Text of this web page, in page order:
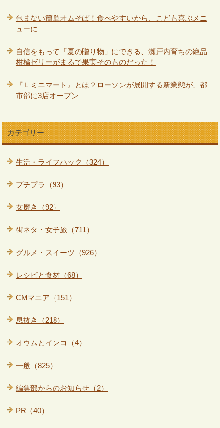
包まない簡単オムそば！食べやすいから、こども喜ぶメニ
ューに
自信をもって「夏の贈り物」にできる、瀬戸内育ちの絶品
柑橘ゼリーがまるで果実そのものだった！
『Ｌミニマート』とは？ローソンが展開する新業態が、都
市部に3店オープン
カテゴリー
生活・ライフハック（324）
プチプラ（93）
女磨き（92）
街ネタ・女子旅（711）
グルメ・スイーツ（926）
レシピと食材（68）
CMマニア（151）
息抜き（218）
オウムとインコ（4）
一般（825）
編集部からのお知らせ（2）
PR（40）